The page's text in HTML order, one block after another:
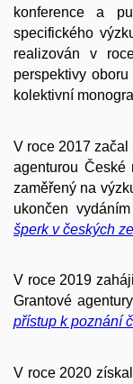
konference a
specifického
realizován v
perspektivy
kolektivní
V roce 2017
agenturou České
zaměřený na
ukončen
šperk v českých
V roce 2019
Grantové
přístup k poznání
V roce 2020